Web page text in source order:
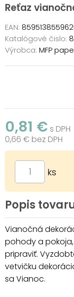
Reťaz
EAN:
Katalógové čislo:
Výrobca: MFP
0,81 € s DPH
0,66 € bez DPH
ks
Popis
Vianočná
pohody a
pripraviť.
vetvičku
sa Vianoc.